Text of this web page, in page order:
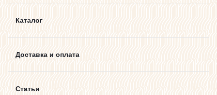
Каталог
Доставка и оплата
Статьи